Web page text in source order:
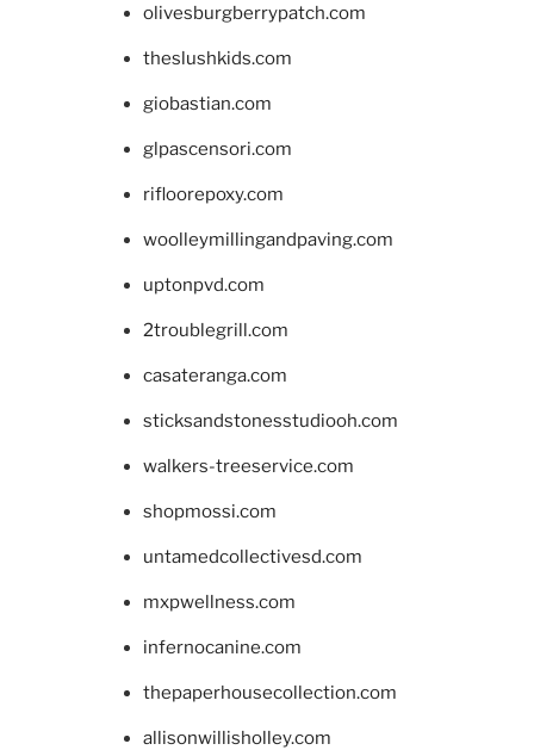
olivesburgberrypatch.com
theslushkids.com
giobastian.com
glpascensori.com
rifloorepoxy.com
woolleymillingandpaving.com
uptonpvd.com
2troublegrill.com
casateranga.com
sticksandstonesstudiooh.com
walkers-treeservice.com
shopmossi.com
untamedcollectivesd.com
mxpwellness.com
infernocanine.com
thepaperhousecollection.com
allisonwillisholley.com